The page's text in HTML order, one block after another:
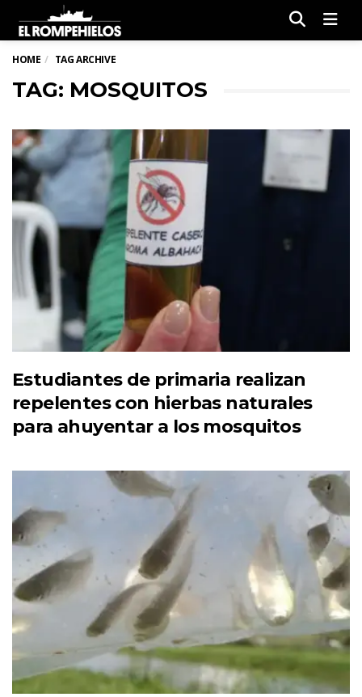
HOME TAG ARCHIVE
TAG: MOSQUITOS
Estudiantes de primaria realizan
repelentes con hierbas naturales
para ahuyentar a los mosquitos